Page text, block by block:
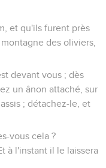
et qu'ils furent près
des oliviers,
devant vous ; dès
un ânon attaché, sur
; détachez-le, et
vous cela ?
à l'instant il le laissera